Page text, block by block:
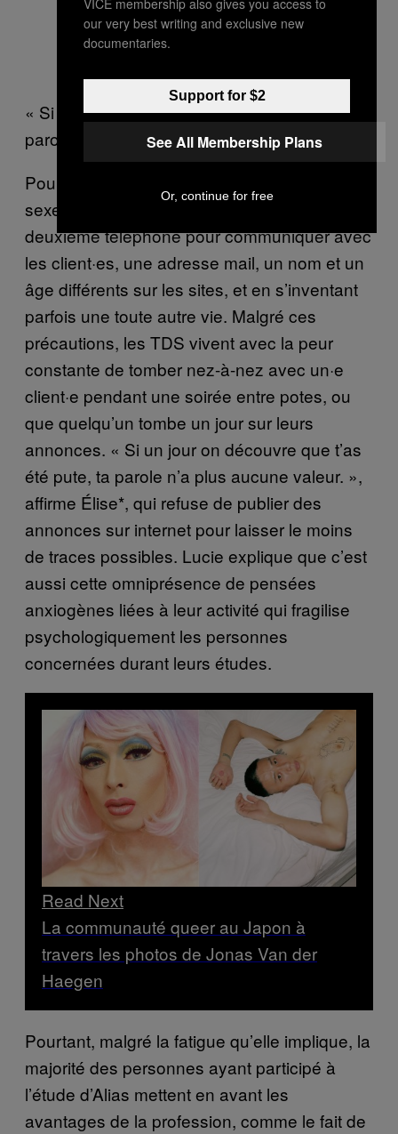
« Si un jour on découvre que t’as été pute, ta
parole n’a plus aucune valeur. » – Élise*
Pour rester anonymes, les travailleur·ses du
sexe se créent un alter ego en utilisant un
deuxième téléphone pour communiquer avec
les client·es, une adresse mail, un nom et un
âge différents sur les sites, et en s’inventant
parfois une toute autre vie. Malgré ces
précautions, les TDS vivent avec la peur
constante de tomber nez-à-nez avec un·e
client·e pendant une soirée entre potes, ou
que quelqu’un tombe un jour sur leurs
annonces. « Si un jour on découvre que t’as
été pute, ta parole n’a plus aucune valeur. »,
affirme Élise*, qui refuse de publier des
annonces sur internet pour laisser le moins
de traces possibles. Lucie explique que c’est
aussi cette omniprésence de pensées
anxiogènes liées à leur activité qui fragilise
psychologiquement les personnes
concernées durant leurs études.
Read Next
La communauté queer au Japon à
travers les photos de Jonas Van der
Haegen
Pourtant, malgré la fatigue qu’elle implique, la
majorité des personnes ayant participé à
l’étude d’Alias mettent en avant les
avantages de la profession, comme le fait de
our very best writing and exclusive new
documentaries.
Support for $2
See All Membership Plans
Or, continue for free